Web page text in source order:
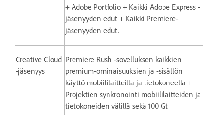
+ Adobe Portfolio + Kaikki Adobe Express -
jäsenyyden edut + Kaikki Premiere-
jäsenyyden edut.
Creative Cloud
-jäsenyys
Premiere Rush -sovelluksen kaikkien
premium-ominaisuuksien ja -sisällön
käyttö mobiililaitteilla ja tietokoneella +
Projektien synkronointi mobiililaitteiden ja
tietokoneiden välillä sekä 100 Gt